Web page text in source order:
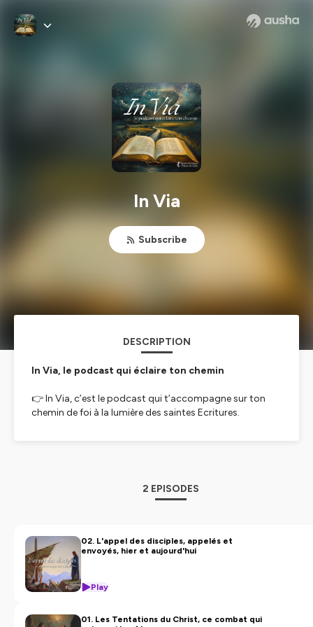
In Via
Subscribe
DESCRIPTION
In Via, le podcast qui éclaire ton chemin
👉 In Via, c’est le podcast qui t’accompagne sur ton
chemin de foi à la lumière des saintes Ecritures.
Prêt à prendre la route ? Abonne-toi !
confidentialite pour plus d'informations.
2 EPISODES
02. L'appel des disciples, appelés et
envoyés, hier et aujourd'hui
Play
01. Les Tentations du Christ, ce combat qui